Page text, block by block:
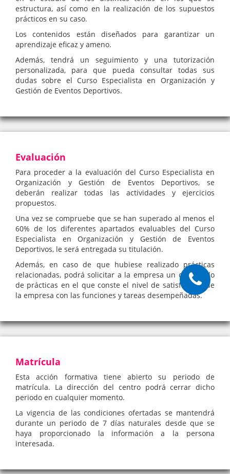
estructura, así como en la realización de los supuestos
prácticos en su caso.
Los contenidos están diseñados para garantizar un
aprendizaje eficaz y ameno.
Además, tendrá un seguimiento y una tutorización
personalizada, para que pueda consultar todas sus
dudas sobre el Curso Especialista en Organización y
Gestión de Eventos Deportivos.
Evaluación
Para proceder a la evaluación del Curso Especialista en
Organización y Gestión de Eventos Deportivos, se
deberán realizar todas las actividades y ejercicios
propuestos.
Una vez se compruebe que se han superado al menos el
60% de los diferentes apartados evaluables del Curso
Especialista en Organización y Gestión de Eventos
Deportivos, le será entregada su titulación.
Además, en caso de que hubiese realizado prácticas
relacionadas, podrá solicitar a la empresa un certificado
de prácticas en el que conste el nivel de satisfacción de
la empresa con las funciones y tareas desempeñadas.
Matrícula
Esta acción formativa tiene abierto su periodo de
matrícula. La dirección del centro podrá cerrar dicho
periodo en cualquier momento.
La vigencia de las condiciones ofertadas se mantendrá
durante un periodo de 7 días naturales desde que se
haya proporcionado la información a la persona
interesada.